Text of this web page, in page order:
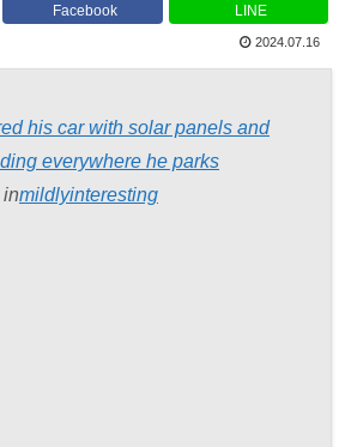
Facebook LINE
2024.07.16
his car with solar panels and
everywhere he parks
inmildlyinteresting